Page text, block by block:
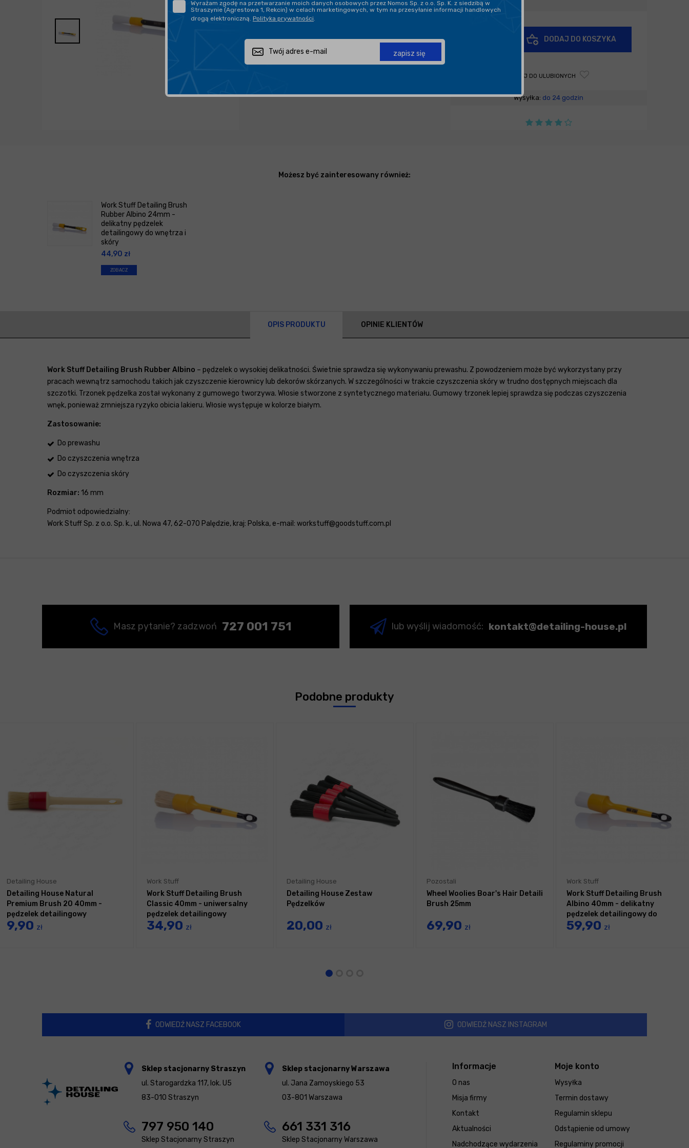
PROFESJONALNE DORADZTWO
Udostępnij
DODAJ DO KOSZYKA
DODAJ DO ULUBIONYCH
Wysyłka: do 24 godzin
Możesz być zainteresowany również:
Work Stuff Detailing Brush
Rubber Albino 24mm -
delikatny pędzelek
detailingowy do wnętrza i
skóry
44,90 zł
ZOBACZ
OPIS PRODUKTU OPINIE KLIENTÓW
Work Stuff Detailing Brush Rubber Albino – pędzelek o wysokiej delikatności. Świetnie sprawdza się wykonywaniu prewashu. Z powodzeniem może być wykorzystany przy
pracach wewnątrz samochodu takich jak czyszczenie kierownicy lub dekorów skórzanych. W szczególności w trakcie czyszczenia skóry w trudno dostępnych miejscach dla
szczotki. Trzonek pędzelka został wykonany z gumowego tworzywa. Włosie stworzone z syntetycznego materiału. Gumowy trzonek lepiej sprawdza się podczas czyszczenia
wnęk, ponieważ zmniejsza ryzyko obicia lakieru. Włosie występuje w kolorze białym.
Zastosowanie:
Do prewashu
Do czyszczenia wnętrza
Do czyszczenia skóry
Rozmiar: 16 mm
Podmiot odpowiedzialny:
Work Stuff Sp. z o.o. Sp. k., ul. Nowa 47, 62-070 Palędzie, kraj: Polska, e-mail: workstuff@goodstuff.com.pl
Masz pytanie? zadzwoń 727 001 751 lub wyślij wiadomość: kontakt@detailing-house.pl
Podobne produkty
Detailing House
Detailing House Natural
Premium Brush 20 40mm -
pędzelek detailingowy
9,90 zł
Work Stuff
Work Stuff Detailing Brush
Classic 40mm - uniwersalny
pędzelek detailingowy
34,90 zł
Detailing House
Detailing House Zestaw
Pędzelków
20,00 zł
Pozostali
Wheel Woolies Boar's Hair Detaili
Brush 25mm
69,90 zł
Work Stuff
Work Stuff Detailing Brush
Albino 40mm - delikatny
pędzelek detailingowy do
wnętrza i skóry
59,90 zł
ODWIEDŹ NASZ FACEBOOK ODWIEDŹ NASZ INSTAGRAM
Wyrażam zgodę na przetwarzanie moich danych osobowych przez Nomos Sp. z o.o. Sp. K. z siedzibą w
Straszynie (Agrestowa 1, Rekcin) w celach marketingowych, w tym na przesyłanie informacji handlowych
drogą elektroniczną. Polityka prywatności
zapisz się
Informacje
O nas
Misja firmy
Kontakt
Aktualności
Nadchodzące wydarzenia
Moje konto
Wysyłka
Termin dostawy
Regulamin sklepu
Odstąpienie od umowy
Regulaminy promocji
Sklep stacjonarny Straszyn
ul. Starogardzka 117, lok. U5
83-010 Straszyn
797 950 140
Sklep Stacjonarny Straszyn
Sklep stacjonarny Warszawa
ul. Jana Zamoyskiego 53
03-801 Warszawa
661 331 316
Sklep Stacjonarny Warszawa